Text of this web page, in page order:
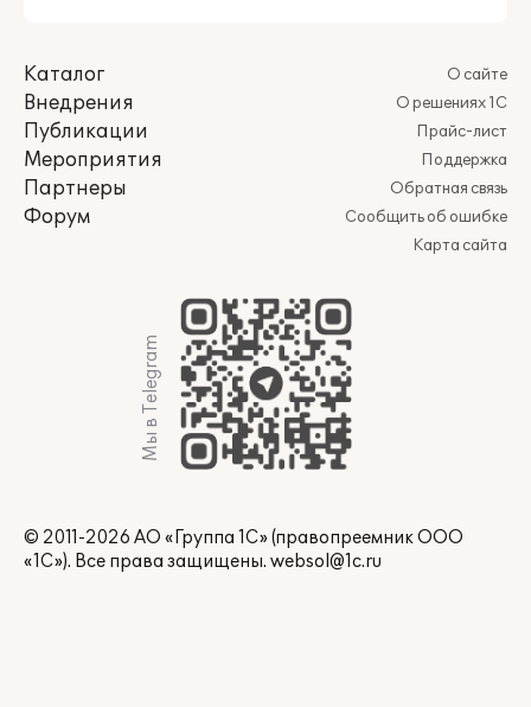
Каталог
Внедрения
Публикации
Мероприятия
Партнеры
Форум
О сайте
О решениях 1С
Прайс-лист
Поддержка
Обратная связь
Сообщить об ошибке
Карта сайта
Мы в Telegram
© 2011-2026 АО «Группа 1С» (правопреемник ООО
«1С»). Все права защищены. websol@1c.ru